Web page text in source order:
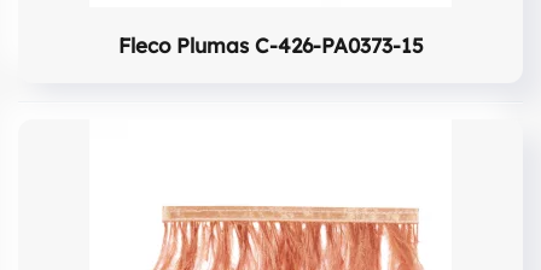
Fleco Plumas C-426-PA0373-15